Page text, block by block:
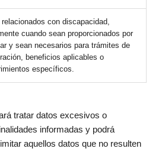
con discapacidad,
cuando sean proporcionados por
y sean necesarios para trámites de
beneficios aplicables o
específicos.
tratar datos excesivos o
informadas y podrá
aquellos datos que no resulten